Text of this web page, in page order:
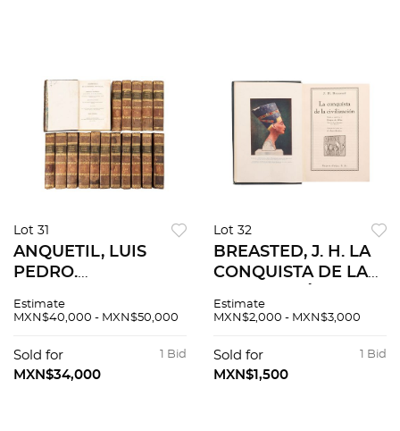
Lot 31
ANQUETIL, LUIS
PEDRO.
HISTORIA
PINTURA HISTÓRICA
DE TODAS LAS
Estimate
MXN$40,000 - MXN$50,000
1 Bid
Sold for
MXN$34,000
Lot 32
BREASTED, J. H. LA
CONQUISTA DE LA
MADRID: ESPASA -
Ilustrado.
Estimate
MXN$2,000 - MXN$3,000
1 Bid
Sold for
MXN$1,500